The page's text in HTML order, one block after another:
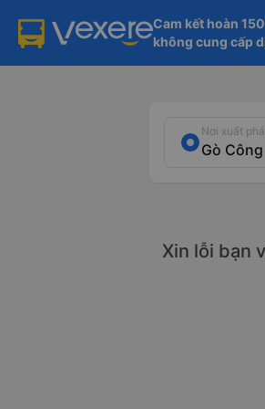
Cam kết hoàn
không cung cấp
Nơi xuất
Xin lỗi bạn